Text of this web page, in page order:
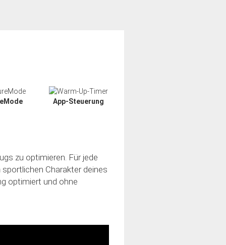
App-Steuerung
zu optimieren. Für jede
Charakter deines
optimiert und ohne